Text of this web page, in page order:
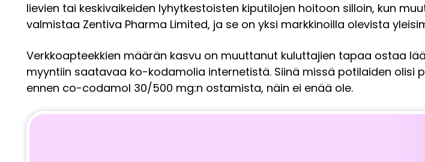
lievien tai keskivaikeiden lyhytkestoisten kiputilojen hoitoon silloin, kun
valmistaa Zentiva Pharma Limited, ja se on yksi markkinoilla olevista
Verkkoapteekkien määrän kasvu on muuttanut kuluttajien tapaa ostaa
myyntiin saatavaa ko-kodamolia internetistä. Siinä missä potilaiden olisi
ennen co-codamol 30/500 mg:n ostamista, näin ei enää ole.